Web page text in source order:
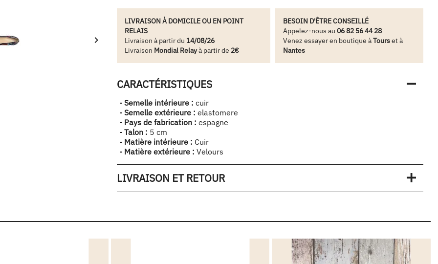

LIVRAISON À DOMICILE OU EN POINT
RELAIS
Livraison à partir du 14/08/26
Livraison Mondial Relayà partir de 2€
BESOIN D'ÊTRE CONSEILLÉ
Appelez-nous au 06 82 56 44 28
Venez essayer en boutique àTourset à
Nantes
CARACTÉRISTIQUES
- Semelle intérieure : cuir
- Semelle extérieure : elastomere
- Pays de fabrication : espagne
- Talon : 5 cm
- Matière intérieure : Cuir
- Matière extérieure : Velours
LIVRAISON ET RETOUR